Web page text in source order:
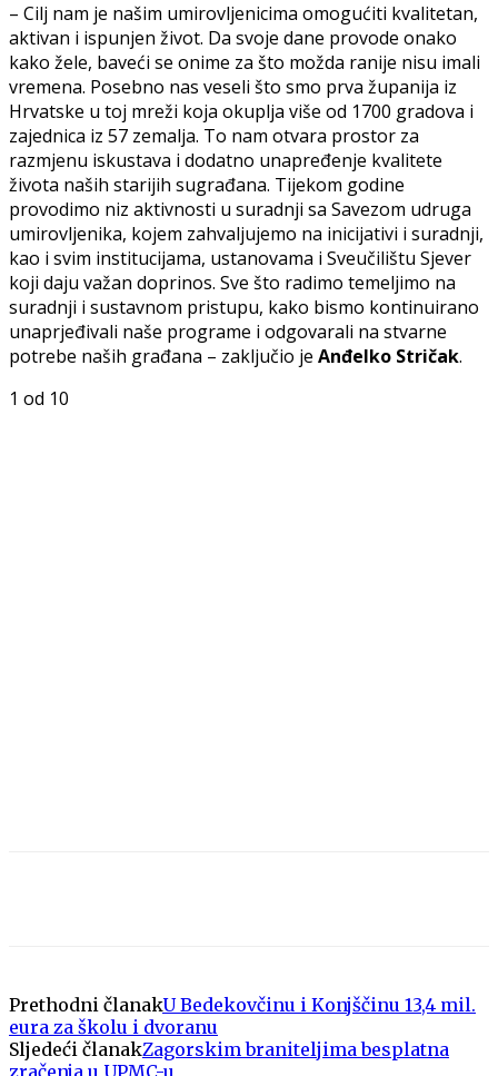
– Cilj nam je našim umirovljenicima omogućiti kvalitetan,
aktivan i ispunjen život. Da svoje dane provode onako
kako žele, baveći se onime za što možda ranije nisu imali
vremena. Posebno nas veseli što smo prva županija iz
Hrvatske u toj mreži koja okuplja više od 1700 gradova i
zajednica iz 57 zemalja. To nam otvara prostor za
razmjenu iskustava i dodatno unapređenje kvalitete
života naših starijih sugrađana. Tijekom godine
provodimo niz aktivnosti u suradnji sa Savezom udruga
umirovljenika, kojem zahvaljujemo na inicijativi i suradnji,
kao i svim institucijama, ustanovama i Sveučilištu Sjever
koji daju važan doprinos. Sve što radimo temeljimo na
suradnji i sustavnom pristupu, kako bismo kontinuirano
unaprjeđivali naše programe i odgovarali na stvarne
potrebe naših građana – zaključio je Anđelko Stričak.
1 od 10
Prethodni članakU Bedekovčinu i Konjščinu 13,4 mil.
eura za školu i dvoranu
Sljedeći članakZagorskim braniteljima besplatna